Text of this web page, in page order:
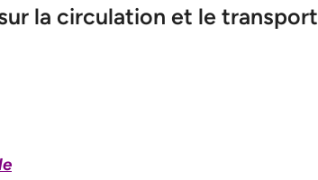
la circulation et le transport